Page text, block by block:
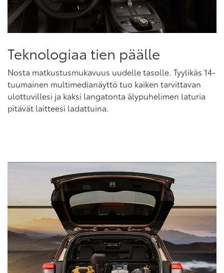
Teknologiaa tien päälle
Nosta matkustusmukavuus uudelle tasolle. Tyylikäs 14-
tuumainen multimedianäyttö tuo kaiken tarvittavan
ulottuvillesi ja kaksi langatonta älypuhelimen laturia
pitävät laitteesi ladattuina.